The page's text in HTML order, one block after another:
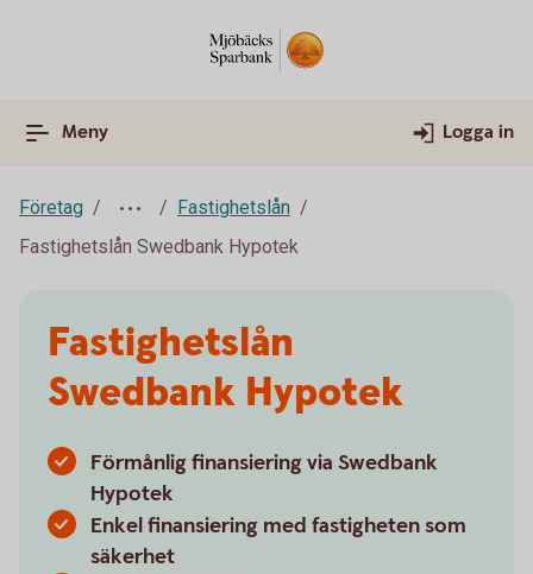
Meny Logga in
Företag
Fastighetslån
Fastighetslån Swedbank Hypotek
Fastighetslån
Swedbank Hypotek
Förmånlig finansiering via Swedbank
Hypotek
Enkel finansiering med fastigheten som
säkerhet